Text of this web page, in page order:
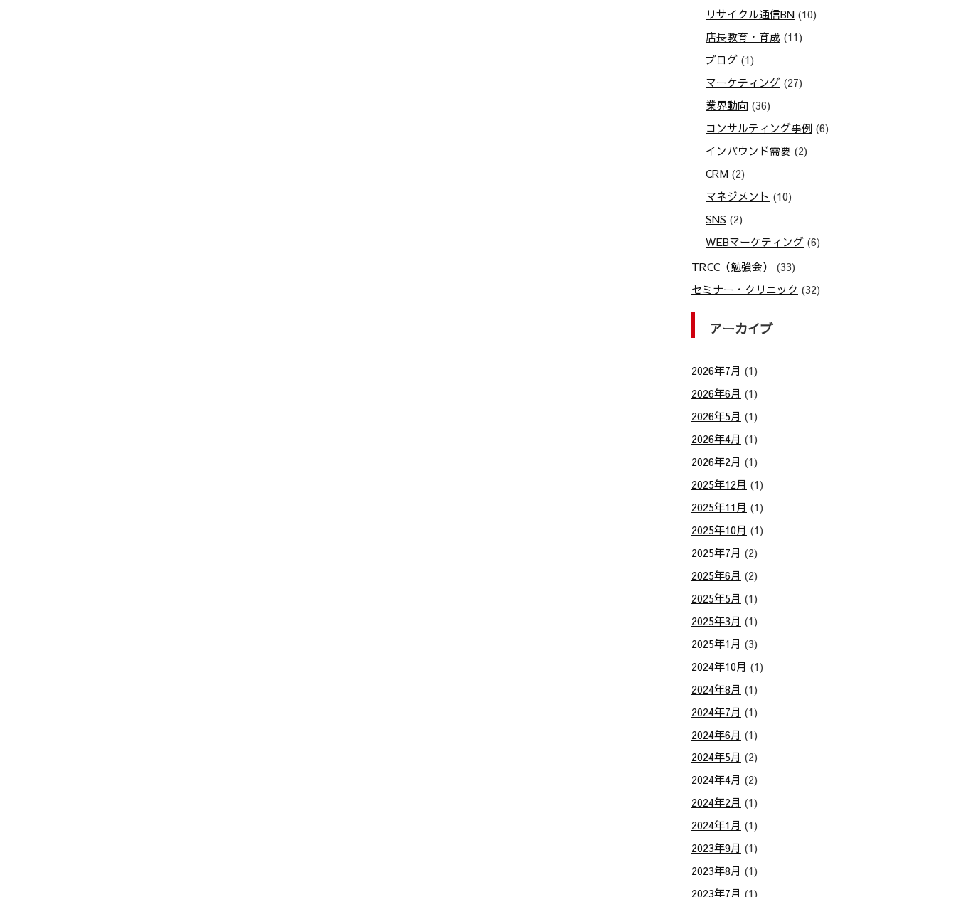
リサイクル通信BN (10)
店長教育・育成 (11)
ブログ (1)
マーケティング (27)
業界動向 (36)
コンサルティング事例 (6)
インバウンド需要 (2)
CRM (2)
マネジメント (10)
SNS (2)
WEBマーケティング (6)
TRCC（勉強会）
(33)
セミナー・クリニック (32)
アーカイブ
2026年7月 (1)
2026年6月 (1)
2026年5月 (1)
2026年4月 (1)
2026年2月 (1)
2025年12月 (1)
2025年11月 (1)
2025年10月 (1)
2025年7月 (2)
2025年6月 (2)
2025年5月 (1)
2025年3月 (1)
2025年1月 (3)
2024年10月 (1)
2024年8月 (1)
2024年7月 (1)
2024年6月 (1)
2024年5月 (2)
2024年4月 (2)
2024年2月 (1)
2024年1月 (1)
2023年9月 (1)
2023年8月 (1)
2023年7月 (1)